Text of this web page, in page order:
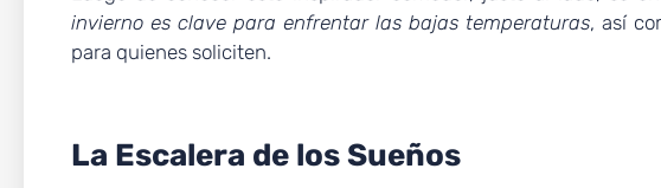
invierno es clave para enfrentar las bajas temperaturas, así
para quienes soliciten.
La Escalera de los Sueños